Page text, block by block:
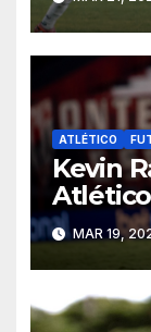
2026
ATLÉTICO
Kevin
Preta e
fase da
MAR 19,